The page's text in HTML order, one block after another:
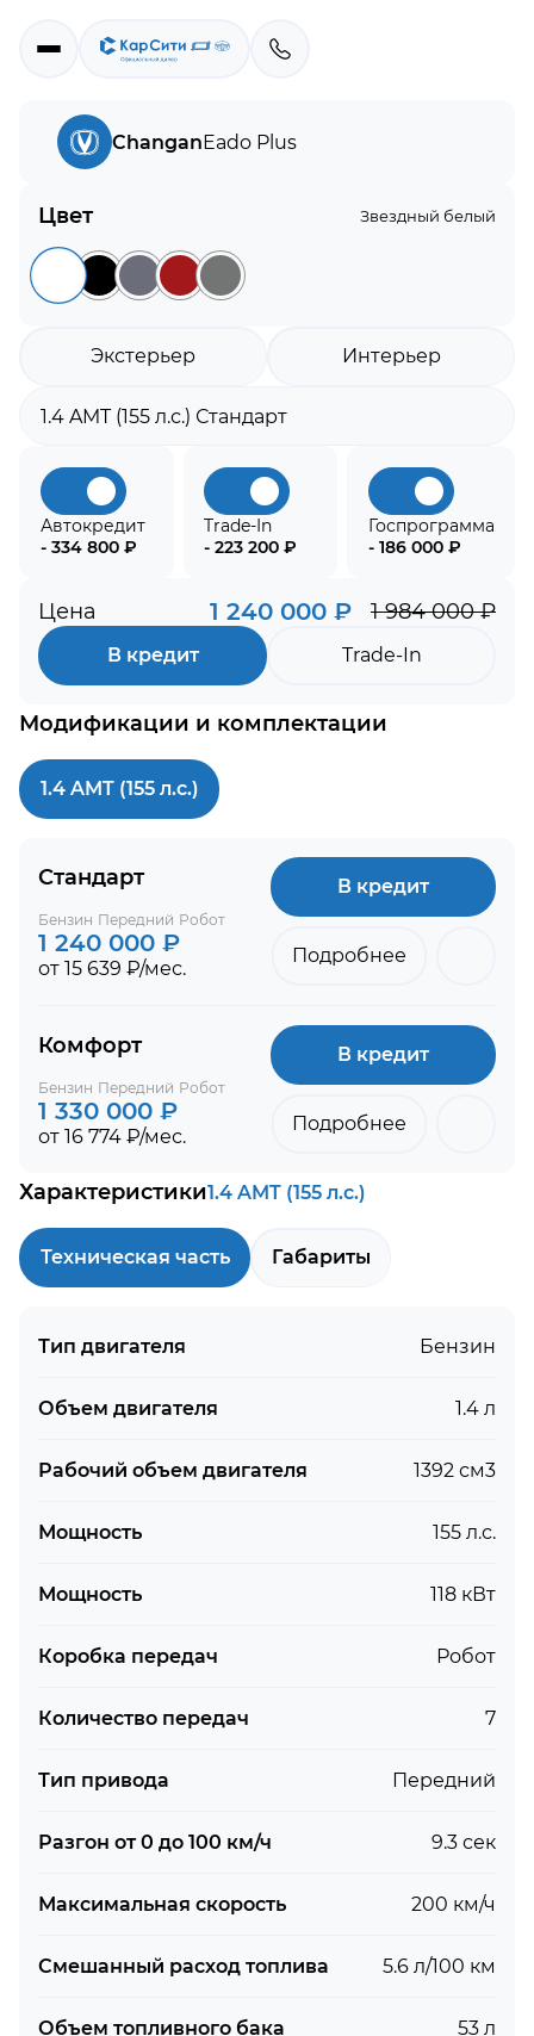
ChanganEado Plus
Цвет Звездный белый
Экстерьер Интерьер
Автокредит
- 334 800 ₽
Trade-In
- 223 200 ₽
Госпрограмма
- 186 000 ₽
Цена 1 240 000 ₽ 1 984 000 ₽
В кредит Trade-In
Модификации и комплектации
1.4 AMT (155 л.с.)
Стандарт
Бензин Передний Робот
1 240 000 ₽
от 15 639 ₽/мес.
В кредит
Подробнее
Комфорт
Бензин Передний Робот
1 330 000 ₽
от 16 774 ₽/мес.
В кредит
Подробнее
Характеристики1.4 AMT (155 л.с.)
Техническая часть Габариты
Тип двигателя Бензин
Объем двигателя 1.4 л
Рабочий объем двигателя 1392 см3
Мощность 155 л.с.
Мощность 118 кВт
Коробка передач Робот
Количество передач 7
Тип привода Передний
Разгон от 0 до 100 км/ч 9.3 сек
Максимальная скорость 200 км/ч
Смешанный расход топлива 5.6 л/100 км
Объем топливного бака 53 л